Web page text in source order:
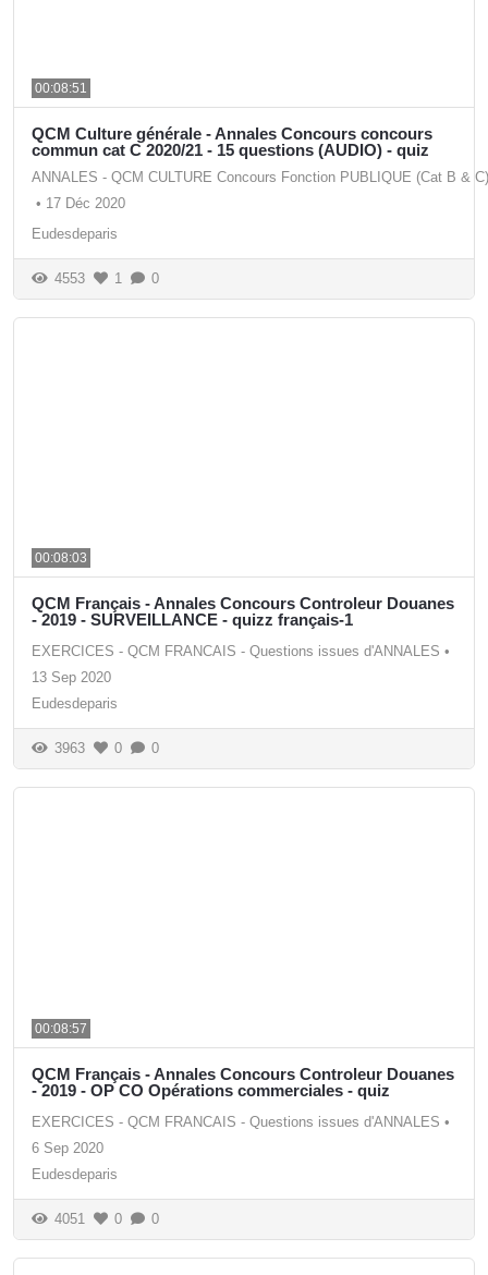
00:08:51
QCM Culture générale - Annales Concours concours
commun cat C 2020/21 - 15 questions (AUDIO) - quiz
ANNALES - QCM CULTURE Concours Fonction PUBLIQUE (Cat B & C)
• 17 Déc 2020
Eudesdeparis
4553 1 0
00:08:03
QCM Français - Annales Concours Controleur Douanes
- 2019 - SURVEILLANCE - quizz français-1
EXERCICES - QCM FRANCAIS - Questions issues d'ANNALES •
13 Sep 2020
Eudesdeparis
3963 0 0
00:08:57
QCM Français - Annales Concours Controleur Douanes
- 2019 - OP CO Opérations commerciales - quiz
EXERCICES - QCM FRANCAIS - Questions issues d'ANNALES •
6 Sep 2020
Eudesdeparis
4051 0 0